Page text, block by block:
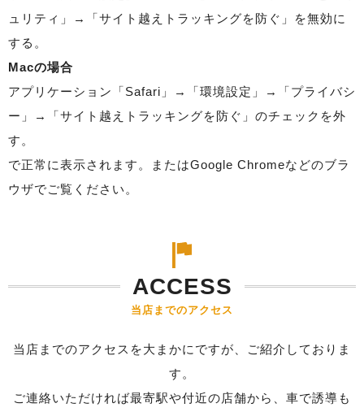
ュリティ」→「サイト越えトラッキングを防ぐ」を無効に
する。
Macの場合
アプリケーション「Safari」→「環境設定」→「プライバシ
ー」→「サイト越えトラッキングを防ぐ」のチェックを外
す。
で正常に表示されます。またはGoogle Chromeなどのブラ
ウザでご覧ください。
ACCESS
当店までのアクセス
当店までのアクセスを大まかにですが、ご紹介しておりま
す。
ご連絡いただければ最寄駅や付近の店舗から、車で誘導も